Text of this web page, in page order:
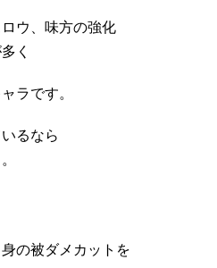
ウ、味方の強化
く
ラです。
るなら
の被ダメカットを